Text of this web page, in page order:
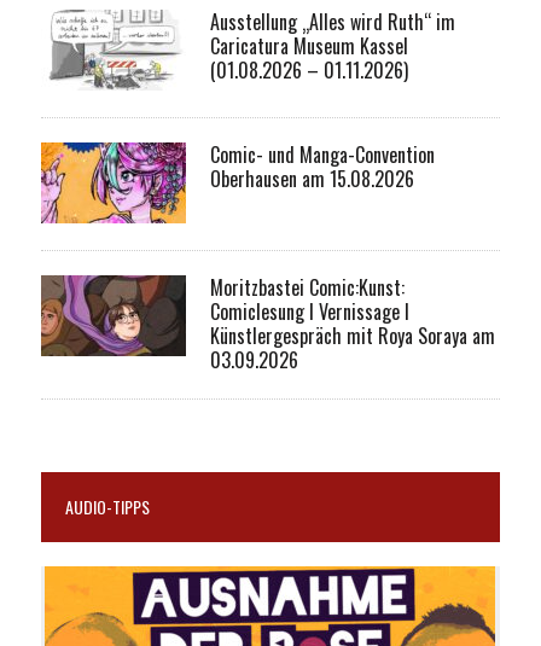
Ausstellung „Alles wird Ruth“ im
Caricatura Museum Kassel
(01.08.2026 – 01.11.2026)
Comic- und Manga-Convention
Oberhausen am 15.08.2026
Moritzbastei Comic:Kunst:
Comiclesung I Vernissage I
Künstlergespräch mit Roya Soraya am
03.09.2026
AUDIO-TIPPS